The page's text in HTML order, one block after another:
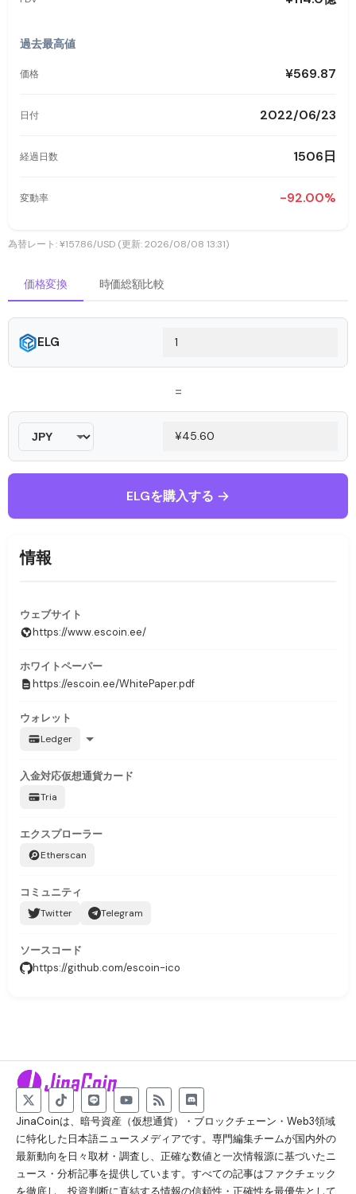
過去最高値
価格 ¥569.87
日付 2022/06/23
経過日数 1506日
変動率 -92.00%
為替レート: ¥157.86/USD (更新: 2026/08/08 13:31)
価格変換 時価総額比較
ELG
=
ELGを購入する
情報
ウェブサイト
https://www.escoin.ee/
ホワイトペーパー
https://escoin.ee/WhitePaper.pdf
ウォレット
Ledger
入金対応仮想通貨カード
Tria
エクスプローラー
Etherscan
コミュニティ
Twitter Telegram
ソースコード
https://github.com/escoin-ico
JinaCoinは、暗号資産（仮想通貨）・ブロックチェーン・Web3領域
に特化した日本語ニュースメディアです。専門編集チームが国内外の
最新動向を日々取材・調査し、正確な数値と一次情報源に基づいたニ
ュース・分析記事を提供しています。すべての記事はファクチェック
を徹底し、投資判断に直結する情報の信頼性・正確性を最優先として